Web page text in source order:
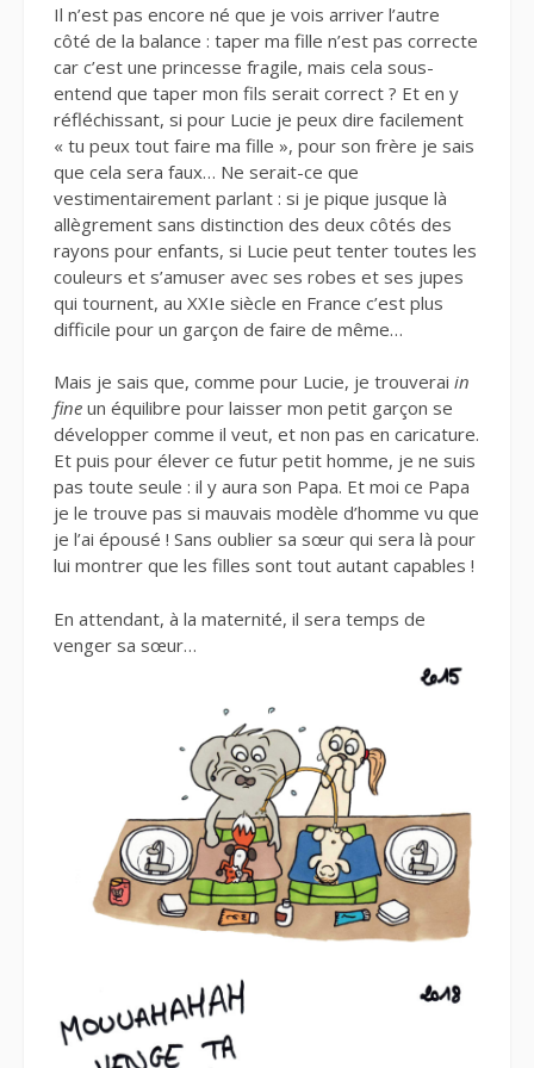
Il n’est pas encore né que je vois arriver l’autre
côté de la balance : taper ma fille n’est pas correcte
car c’est une princesse fragile, mais cela sous-
entend que taper mon fils serait correct ? Et en y
réfléchissant, si pour Lucie je peux dire facilement
« tu peux tout faire ma fille », pour son frère je sais
que cela sera faux… Ne serait-ce que
vestimentairement parlant : si je pique jusque là
allègrement sans distinction des deux côtés des
rayons pour enfants, si Lucie peut tenter toutes les
couleurs et s’amuser avec ses robes et ses jupes
qui tournent, au XXIe siècle en France c’est plus
difficile pour un garçon de faire de même…
Mais je sais que, comme pour Lucie, je trouverai in
fine un équilibre pour laisser mon petit garçon se
développer comme il veut, et non pas en caricature.
Et puis pour élever ce futur petit homme, je ne suis
pas toute seule : il y aura son Papa. Et moi ce Papa
je le trouve pas si mauvais modèle d’homme vu que
je l’ai épousé ! Sans oublier sa sœur qui sera là pour
lui montrer que les filles sont tout autant capables !
En attendant, à la maternité, il sera temps de
venger sa sœur…